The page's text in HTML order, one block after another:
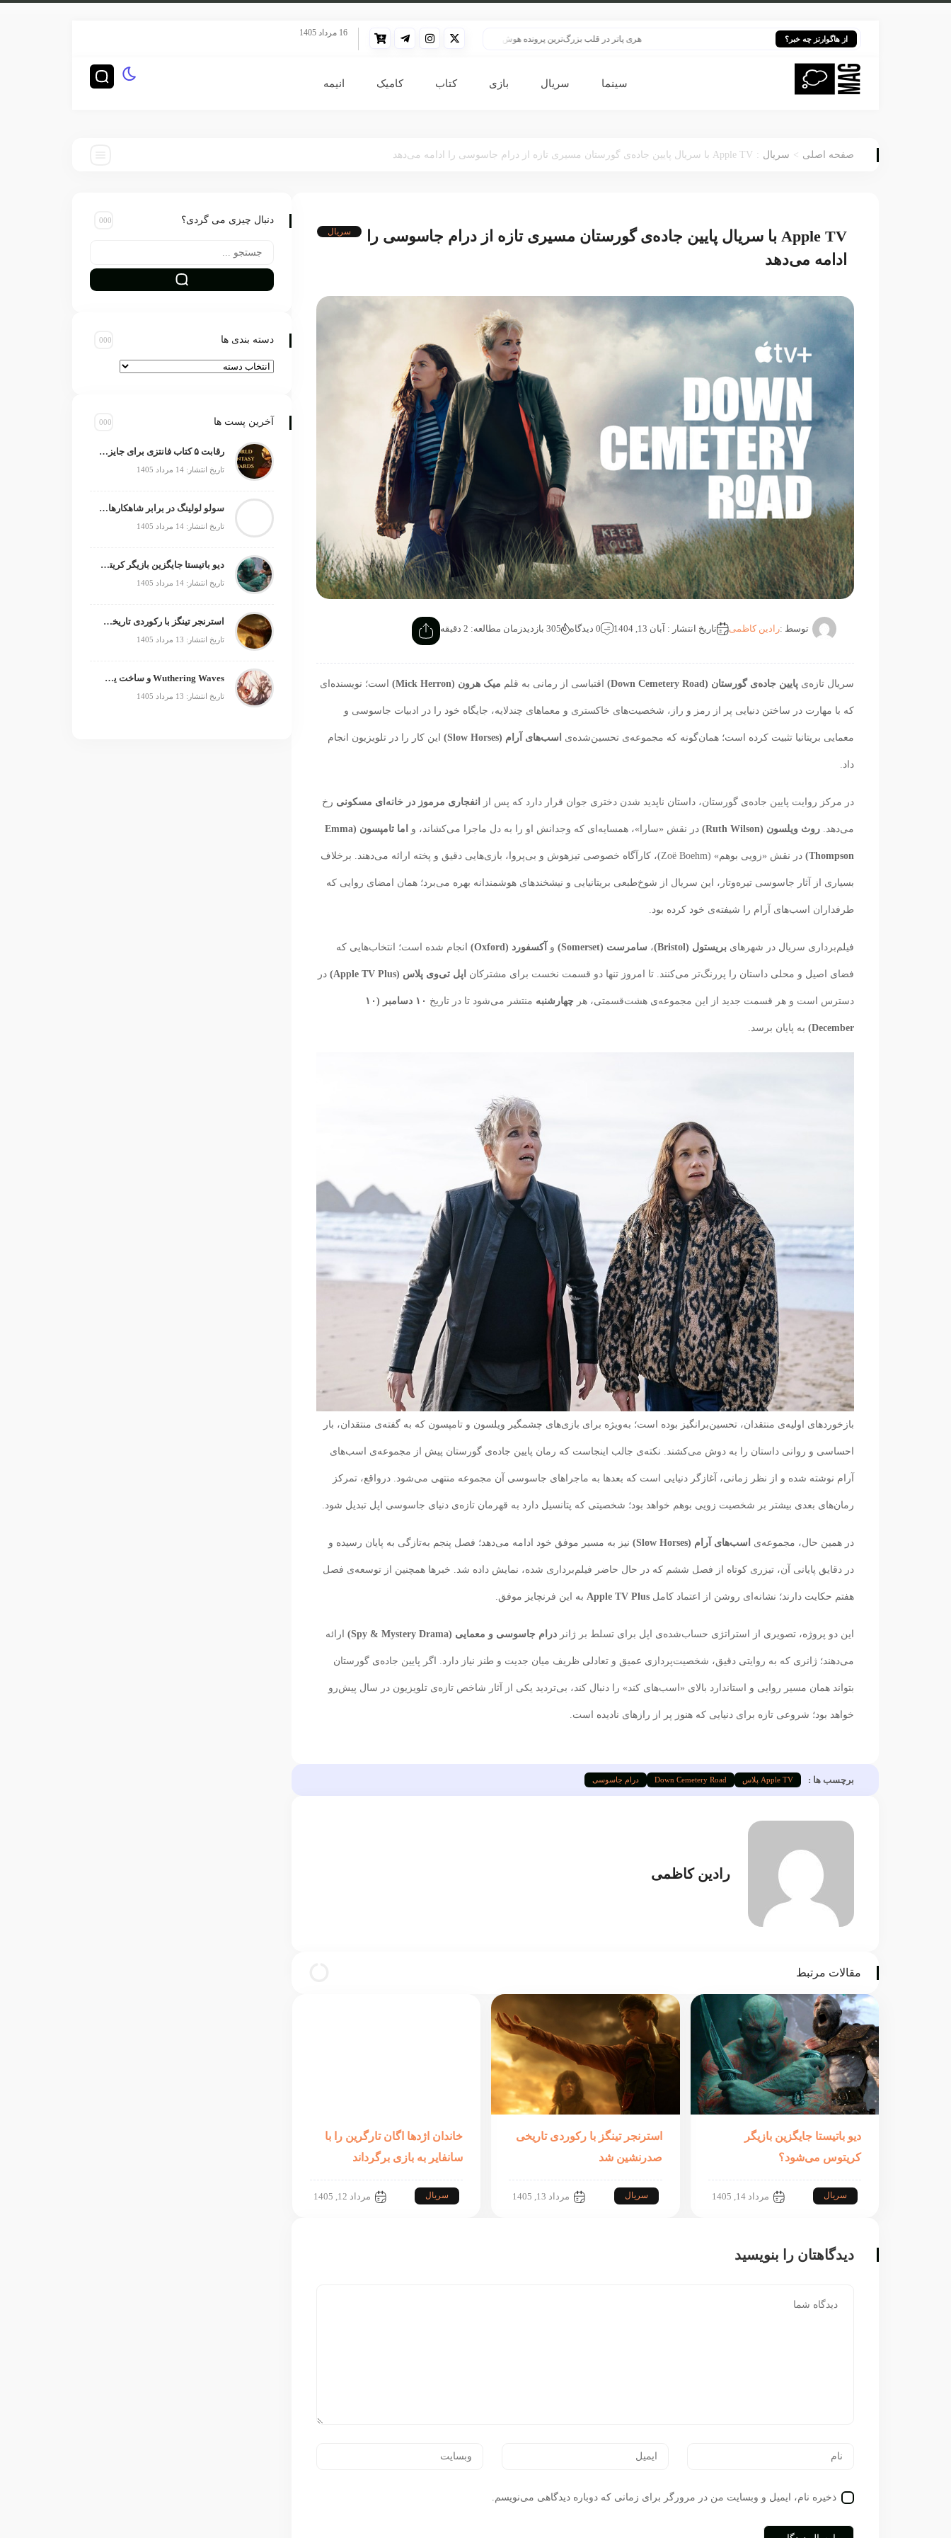
از هاگوارتز چه خبر؟ هری پاتر در قلب بزرگ‌ترین پرونده هوش مصنوعی
16 مرداد 1405
سینما سریال بازی کتاب کامیک انیمه
صفحه اصلی > سریال : Apple TV با سریال پایین جاده‌ی گورستان مسیری تازه از درام جاسوسی را ادامه می‌دهد
Apple TV با سریال پایین جاده‌ی گورستان مسیری تازه از درام جاسوسی را
ادامه می‌دهد
سریال
توسط :رادین کاظمی تاریخ انتشار : آبان 13, 1404 0 دیدگاه 305 بازدید زمان مطالعه: 2 دقیقه
سریال تازه‌ی پایین جاده‌ی گورستان (Down Cemetery Road) اقتباسی از رمانی به قلم میک هرون (Mick Herron) است؛ نویسنده‌ای
که با مهارت در ساختن دنیایی پر از رمز و راز، شخصیت‌های خاکستری و معماهای چندلایه، جایگاه خود را در ادبیات جاسوسی و
معمایی بریتانیا تثبیت کرده است؛ همان‌گونه که مجموعه‌ی تحسین‌شده‌ی اسب‌های آرام (Slow Horses) این کار را در تلویزیون انجام
داد.
در مرکز روایت پایین جاده‌ی گورستان، داستان ناپدید شدن دختری جوان قرار دارد که پس از انفجاری مرموز در خانه‌ای مسکونی رخ
می‌دهد. روث ویلسون (Ruth Wilson) در نقش «سارا»، همسایه‌ای که وجدانش او را به دل ماجرا می‌کشاند، و اما تامپسون (Emma
Thompson) در نقش «زویی بوهم» (Zoë Boehm)، کارآگاه خصوصی تیزهوش و بی‌پروا، بازی‌هایی دقیق و پخته ارائه می‌دهند. برخلاف
بسیاری از آثار جاسوسی تیره‌وتار، این سریال از شوخ‌طبعی بریتانیایی و نیشخندهای هوشمندانه بهره می‌برد؛ همان امضای روایی که
طرفداران اسب‌های آرام را شیفته‌ی خود کرده بود.
فیلم‌برداری سریال در شهرهای بریستول (Bristol) ، سامرست (Somerset) و آکسفورد (Oxford) انجام شده است؛ انتخاب‌هایی که
فضای اصیل و محلی داستان را پررنگ‌تر می‌کنند. تا امروز تنها دو قسمت نخست برای مشترکان اپل تی‌وی پلاس (Apple TV Plus) در
دسترس است و هر قسمت جدید از این مجموعه‌ی هشت‌قسمتی، هر چهارشنبه منتشر می‌شود تا در تاریخ ۱۰ دسامبر (۱۰
December) به پایان برسد.
بازخوردهای اولیه‌ی منتقدان، تحسین‌برانگیز بوده است؛ به‌ویژه برای بازی‌های چشمگیر ویلسون و تامپسون که به گفته‌ی منتقدان، بار
احساسی و روانی داستان را به دوش می‌کشند. نکته‌ی جالب اینجاست که رمان پایین جاده‌ی گورستان پیش از مجموعه‌ی اسب‌های
آرام نوشته شده و از نظر زمانی، آغازگر دنیایی است که بعدها به ماجراهای جاسوسی آن مجموعه منتهی می‌شود. درواقع، تمرکز
رمان‌های بعدی بیشتر بر شخصیت زویی بوهم خواهد بود؛ شخصیتی که پتانسیل دارد به قهرمان تازه‌ی دنیای جاسوسی اپل تبدیل شود.
در همین حال، مجموعه‌ی اسب‌های آرام (Slow Horses) نیز به مسیر موفق خود ادامه می‌دهد؛ فصل پنجم به‌تازگی به پایان رسیده و
در دقایق پایانی آن، تیزری کوتاه از فصل ششم که در حال حاضر فیلم‌برداری شده، نمایش داده شد. خبرها همچنین از توسعه‌ی فصل
هفتم حکایت دارند؛ نشانه‌ای روشن از اعتماد کامل Apple TV Plus به این فرنچایز موفق.
این دو پروژه، تصویری از استراتژی حساب‌شده‌ی اپل برای تسلط بر ژانر درام جاسوسی و معمایی (Spy & Mystery Drama) ارائه
می‌دهند؛ ژانری که به روایتی دقیق، شخصیت‌پردازی عمیق و تعادلی ظریف میان جدیت و طنز نیاز دارد. اگر پایین جاده‌ی گورستان
بتواند همان مسیر روایی و استاندارد بالای «اسب‌های کند» را دنبال کند، بی‌تردید یکی از آثار شاخص تازه‌ی تلویزیون در سال پیش‌رو
خواهد بود؛ شروعی تازه برای دنیایی که هنوز پر از رازهای نادیده است.
برچسب ها : Apple TV پلاس Down Cemetery Road درام جاسوسی
رادین کاظمی
مقالات مرتبط
دیو باتیستا جایگزین بازیگر
کریتوس می‌شود؟
سریال مرداد 14, 1405
استرنجر تینگز با رکوردی تاریخی
صدرنشین شد
سریال مرداد 13, 1405
خاندان اژدها اگان تارگرین را با
سانفایر به بازی برگرداند
سریال مرداد 12, 1405
دیدگاهتان را بنویسید
ذخیره نام، ایمیل و وبسایت من در مرورگر برای زمانی که دوباره دیدگاهی می‌نویسم.
دنبال چیزی می گردی؟
دسته بندی ها
آخرین پست ها
رقابت ۵ کتاب فانتزی برای جایزه جهانی ۲۰۲۶
تاریخ انتشار: 14 مرداد 1405
سولو لولینگ در برابر شاهکارهای انیمه؛ چه چیزی کم دارد؟
تاریخ انتشار: 14 مرداد 1405
دیو باتیستا جایگزین بازیگر کریتوس می‌شود؟
تاریخ انتشار: 14 مرداد 1405
استرنجر تینگز با رکوردی تاریخی صدرنشین شد
تاریخ انتشار: 13 مرداد 1405
Wuthering Waves و ساخت یک فرنچایز بزرگ؛ از بازی تا انیمه
تاریخ انتشار: 13 مرداد 1405